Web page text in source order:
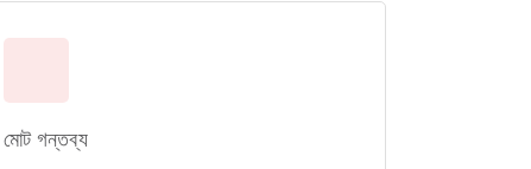
মোট গন্তব্য